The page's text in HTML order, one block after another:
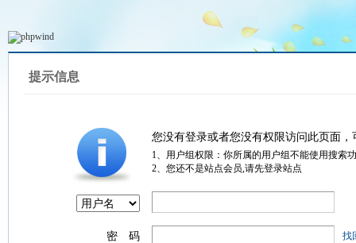
提示信息
您没有登录或者您没有权限访问此页面
1、用户组权限：你所属的用户组不能使用搜索
2、您还不是站点会员,请先登录站点
密 码 找